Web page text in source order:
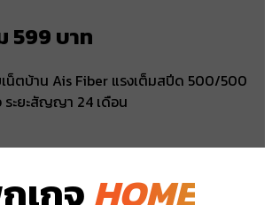
599 บาท
น็ตบ้าน Ais Fiber แรงเต็มสปีด 500/500
ระยะสัญญา 24 เดือน
เกจHOME